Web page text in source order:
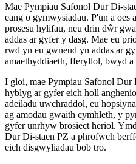
Mae Pympiau Safonol Dur Di-
eang o gymwysiadau. P'un a oes
prosesu hylifau, neu drin dŵr
addas ar gyfer y dasg. Mae eu
rwd yn eu gwneud yn addas ar
amaethyddiaeth, fferyllol, bwyd
I gloi, mae Pympiau Safonol Dur
hyblyg ar gyfer eich holl
adeiladu uwchraddol, eu
ag amodau gwaith cymhleth, y
gyfer unrhyw brosiect heriol.
Dur Di-staen PZ a phrofwch
eich disgwyliadau bob tro.